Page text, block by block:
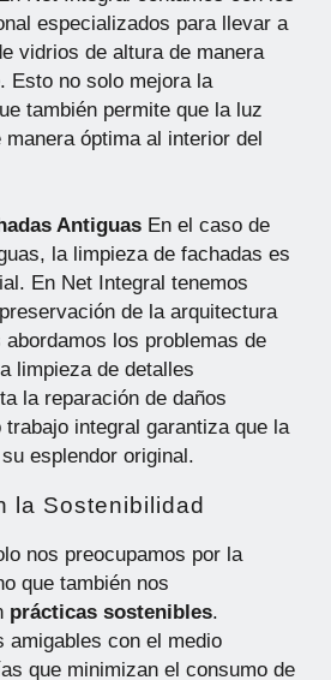
especializados para llevar a
vidrios de altura de manera
Esto no solo mejora la
también permite que la luz
óptima al interior del
Antiguas En el caso de
la limpieza de fachadas es
En Net Integral tenemos
de la arquitectura
los problemas de
limpieza de detalles
la reparación de daños
integral garantiza que la
esplendor original.
la Sostenibilidad
nos preocupamos por la
que también nos
prácticas sostenibles.
amigables con el medio
que minimizan el consumo de